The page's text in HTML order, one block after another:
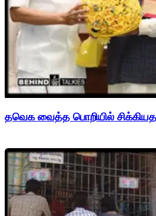
தவெக வைத்த பொறியில்